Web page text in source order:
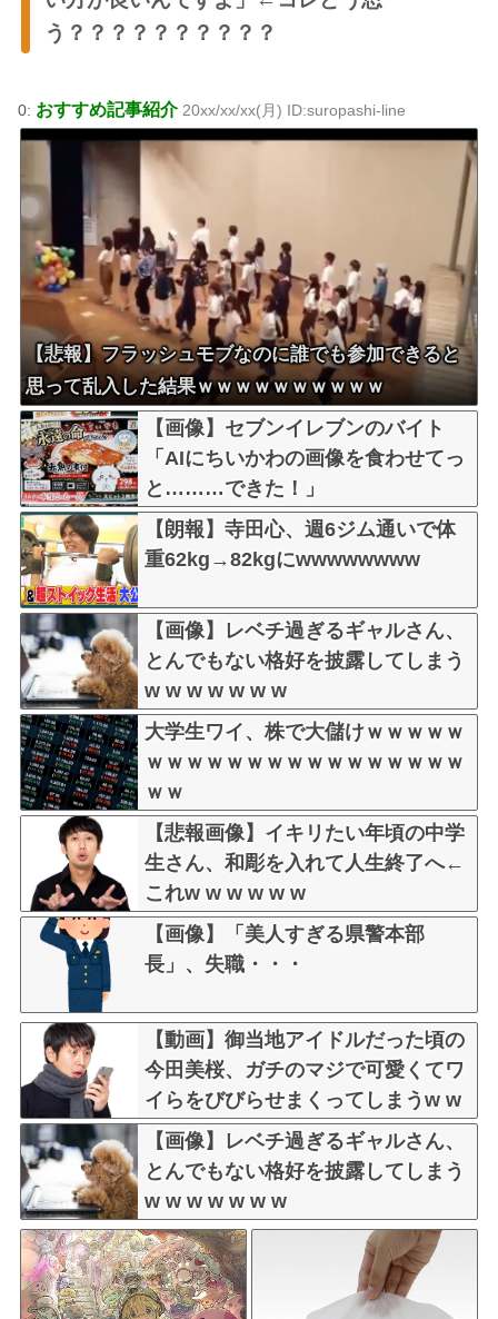
う？？？？？？？？？？
0: おすすめ記事紹介20xx/xx/xx(月) ID:suropashi-line
【悲報】フラッシュモブなのに誰でも参加できると
思って乱入した結果ｗｗｗｗｗｗｗｗｗｗ
【画像】セブンイレブンのバイト
「AIにちいかわの画像を食わせてっ
と………できた！」
【朗報】寺田心、週6ジム通いで体
重62kg→82kgにwwwwwwww
【画像】レベチ過ぎるギャルさん、
とんでもない格好を披露してしまう
w w w w w w w
大学生ワイ、株で大儲けｗｗｗｗｗ
ｗｗｗｗｗｗｗｗｗｗｗｗｗｗｗｗ
ｗｗ
【悲報画像】イキリたい年頃の中学
生さん、和彫を入れて人生終了へ←
これw w w w w w
【画像】「美人すぎる県警本部
長」、失職・・・
【動画】御当地アイドルだった頃の
今田美桜、ガチのマジで可愛くてワ
イらをびびらせまくってしまうw w
w w w w w w
【画像】レベチ過ぎるギャルさん、
とんでもない格好を披露してしまう
w w w w w w w